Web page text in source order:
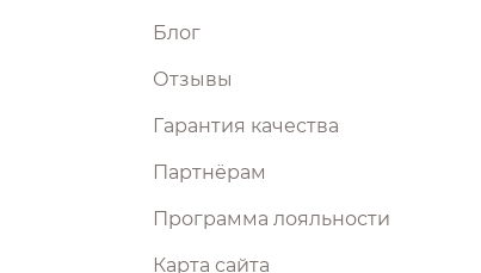
Блог
Отзывы
Гарантия качества
Партнёрам
Программа лояльности
Карта сайта